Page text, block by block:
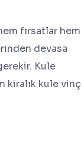
fırsatlar hem
devasa
Kule
kiralık kule vinç